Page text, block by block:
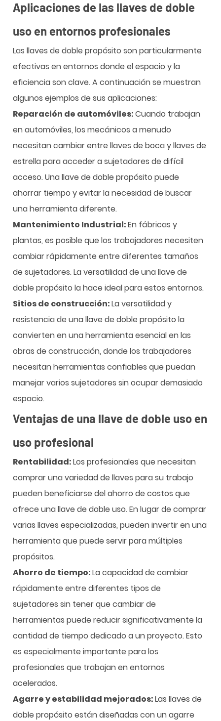
Aplicaciones de las llaves de doble
uso en entornos profesionales
Las llaves de doble propósito son particularmente
efectivas en entornos donde el espacio y la
eficiencia son clave. A continuación se muestran
algunos ejemplos de sus aplicaciones:
Reparación de automóviles:Cuando trabajan
en automóviles, los mecánicos a menudo
necesitan cambiar entre llaves de boca y llaves de
estrella para acceder a sujetadores de difícil
acceso. Una llave de doble propósito puede
ahorrar tiempo y evitar la necesidad de buscar
una herramienta diferente.
Mantenimiento Industrial:En fábricas y
plantas, es posible que los trabajadores necesiten
cambiar rápidamente entre diferentes tamaños
de sujetadores. La versatilidad de una llave de
doble propósito la hace ideal para estos entornos.
Sitios de construcción:La versatilidad y
resistencia de una llave de doble propósito la
convierten en una herramienta esencial en las
obras de construcción, donde los trabajadores
necesitan herramientas confiables que puedan
manejar varios sujetadores sin ocupar demasiado
espacio.
Ventajas de una llave de doble uso en
uso profesional
Rentabilidad:Los profesionales que necesitan
comprar una variedad de llaves para su trabajo
pueden beneficiarse del ahorro de costos que
ofrece una llave de doble uso. En lugar de comprar
varias llaves especializadas, pueden invertir en una
herramienta que puede servir para múltiples
propósitos.
Ahorro de tiempo:La capacidad de cambiar
rápidamente entre diferentes tipos de
sujetadores sin tener que cambiar de
herramientas puede reducir significativamente la
cantidad de tiempo dedicado a un proyecto. Esto
es especialmente importante para los
profesionales que trabajan en entornos
acelerados.
Agarre y estabilidad mejorados:Las llaves de
doble propósito están diseñadas con un agarre